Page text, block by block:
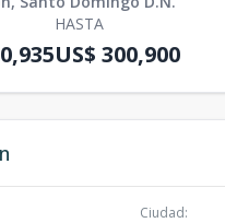
HASTA
US$ 300,900
Ciudad: